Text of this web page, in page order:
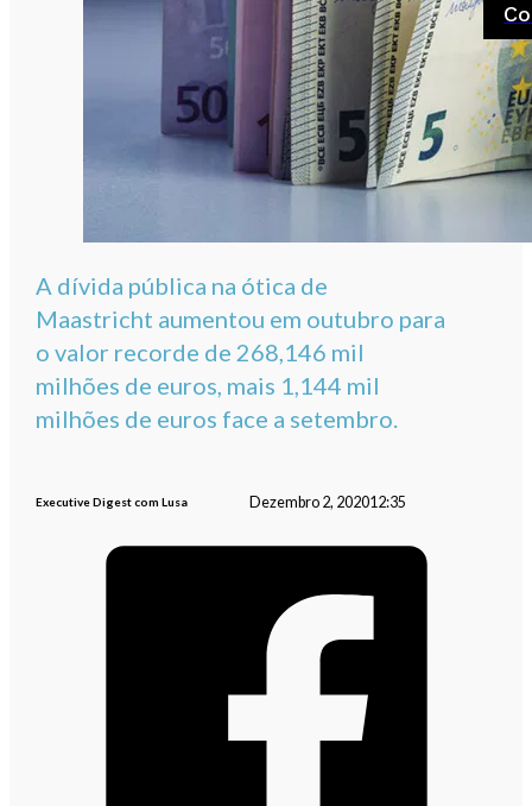
A dívida pública na ótica de
Maastricht aumentou em outubro para
o valor recorde de 268,146 mil
milhões de euros, mais 1,144 mil
milhões de euros face a setembro.
Executive Digest com Lusa Dezembro 2, 202012:35